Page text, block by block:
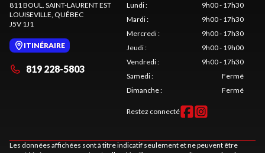
811 BOUL. SAINT-LAURENT EST
LOUISEVILLE, QUÉBEC
J5V 1J1
ITINÉRAIRE
819 228-5803
Lundi:
9h00 - 17h30
Mardi:
9h00 - 17h30
Mercredi:
9h00 - 17h30
Jeudi:
9h00 - 19h00
Vendredi:
9h00 - 17h30
Samedi:
Fermé
Dimanche: Fermé
Restez connecté
Les données affichées sont à titre indicatif seulement et ne peuvent être